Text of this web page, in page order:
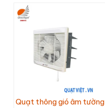
Quạt thông gió âm tường